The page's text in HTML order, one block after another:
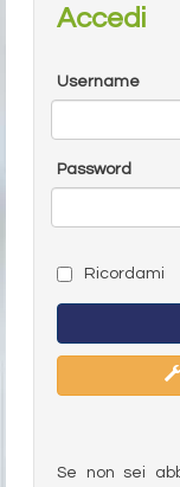
Accedi
Username
Password
Ricordami
Se non sei